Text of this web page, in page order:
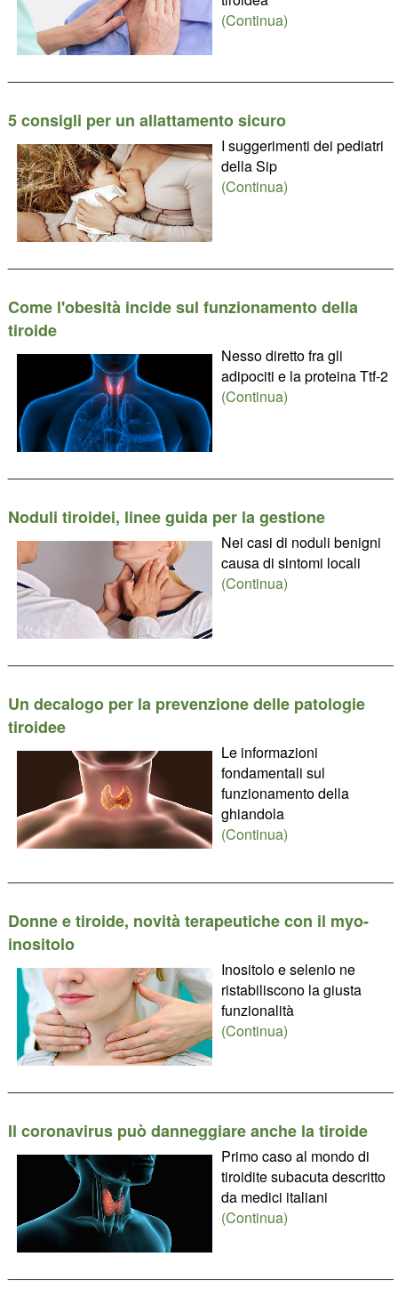
(Continua)
5 consigli per un allattamento sicuro
I suggerimenti dei pediatri
della Sip
(Continua)
Come l'obesità incide sul funzionamento della
tiroide
Nesso diretto fra gli
adipociti e la proteina Ttf-2
(Continua)
Noduli tiroidei, linee guida per la gestione
Nei casi di noduli benigni
causa di sintomi locali
(Continua)
Un decalogo per la prevenzione delle patologie
tiroidee
Le informazioni
fondamentali sul
funzionamento della
ghiandola
(Continua)
Donne e tiroide, novità terapeutiche con il myo-
inositolo
Inositolo e selenio ne
ristabiliscono la giusta
funzionalità
(Continua)
Il coronavirus può danneggiare anche la tiroide
Primo caso al mondo di
tiroidite subacuta descritto
da medici italiani
(Continua)